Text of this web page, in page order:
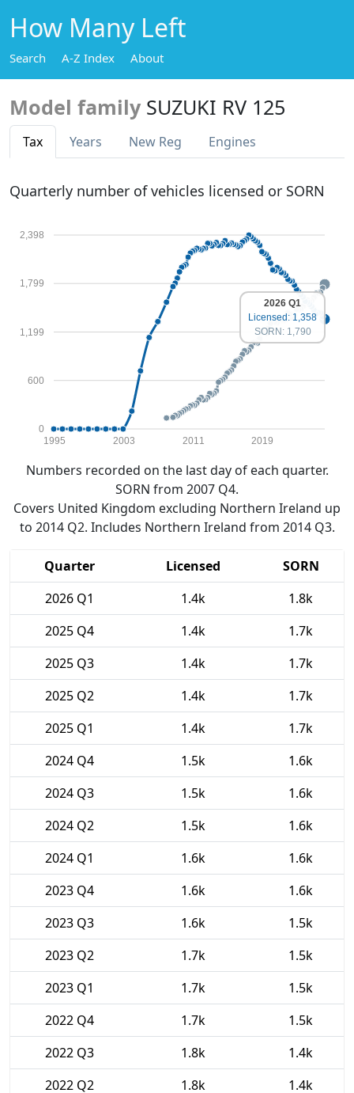
How Many Left
Search A-Z Index About
Model family SUZUKI RV 125
Tax Years New Reg Engines
Quarterly number of vehicles licensed or SORN
0
600
1,199
1,799
2,398
1995 2003 2011 2019
2026 Q1
Licensed: 1,358
SORN: 1,790
Numbers recorded on the last day of each quarter.
SORN from 2007 Q4.
Covers United Kingdom excluding Northern Ireland up
to 2014 Q2. Includes Northern Ireland from 2014 Q3.
Quarter Licensed
SORN
2026 Q1
1.4k
1.8k
2025 Q4
1.4k
1.7k
2025 Q3
1.4k
1.7k
2025 Q2
1.4k
1.7k
2025 Q1
1.4k
1.7k
2024 Q4
1.5k
1.6k
2024 Q3
1.5k
1.6k
2024 Q2
1.5k
1.6k
2024 Q1
1.6k
1.6k
2023 Q4
1.6k
1.6k
2023 Q3
1.6k
1.5k
2023 Q2
1.7k
1.5k
2023 Q1
1.7k
1.5k
2022 Q4
1.7k
1.5k
2022 Q3
1.8k
1.4k
2022 Q2
1.8k
1.4k